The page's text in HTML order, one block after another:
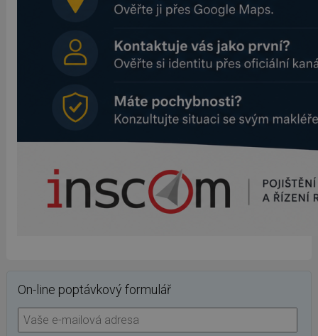
On-line poptávkový formulář